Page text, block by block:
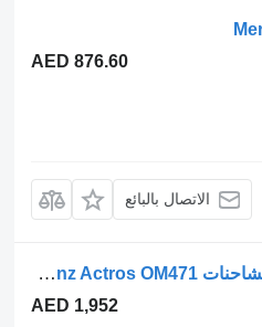
AED 876.60
الاتصال بالبائع
إعادة تدوير غاز العادم Mercedes-Benz Actros 2551 , A4711421809 لـ الشاحنات Mercedes-Benz Actros OM471
AED 1,952